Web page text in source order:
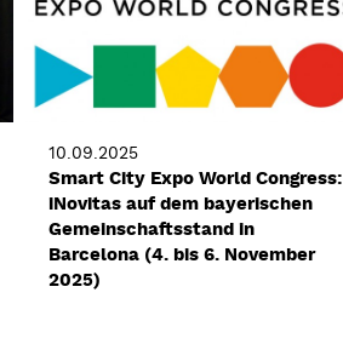
10.09.2025
Smart City Expo World Congress:
iNovitas auf dem bayerischen
Gemeinschaftsstand in
Barcelona (4. bis 6. November
2025)